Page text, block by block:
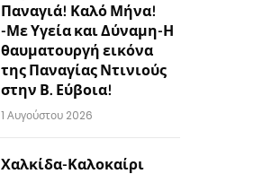
Παναγιά! Καλό Μήνα!
-Με Υγεία και Δύναμη-Η
θαυματουργή εικόνα
της Παναγίας Ντινιούς
στην Β. Εύβοια!
1 Αυγούστου 2026
Χαλκίδα-Καλοκαίρι